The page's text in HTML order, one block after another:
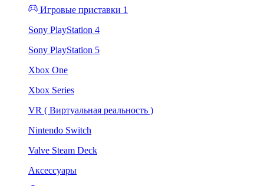
Игровые приставки 1
Sony PlayStation 4
Sony PlayStation 5
Xbox One
Xbox Series
VR ( Виртуальная реальность )
Nintendo Switch
Valve Steam Deck
Аксессуары